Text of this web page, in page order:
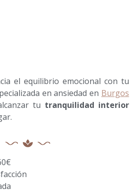
el equilibrio emocional con tu
en ansiedad en Burgos
tu tranquilidad interior